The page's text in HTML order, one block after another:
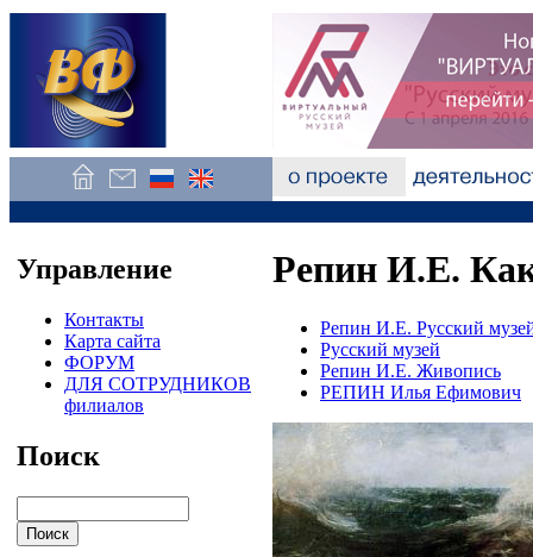
Управление
Контакты
Карта сайта
ФОРУМ
ДЛЯ СОТРУДНИКОВ
филиалов
Поиск
Репин И.Е.
Репин И.Е. Русский
Русский музей
Репин И.Е. Живопись
РЕПИН Илья Ефимович